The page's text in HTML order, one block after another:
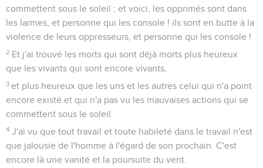
commettent sous le soleil ; et voici, les opprimés sont dans
les larmes, et personne qui les console ! ils sont en butte à la
violence de leurs oppresseurs, et personne qui les console !
2 Et j'ai trouvé les morts qui sont déjà morts plus heureux
que les vivants qui sont encore vivants,
3 et plus heureux que les uns et les autres celui qui n'a point
encore existé et qui n'a pas vu les mauvaises actions qui se
commettent sous le soleil.
4 J'ai vu que tout travail et toute habileté dans le travail n'est
que jalousie de l'homme à l'égard de son prochain. C'est
encore là une vanité et la poursuite du vent.